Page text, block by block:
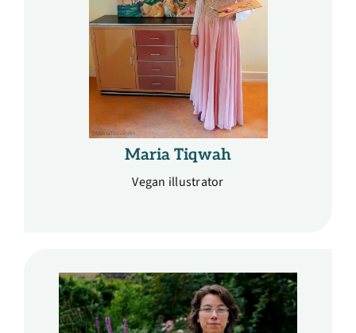
Maria Tiqwah
Vegan illustrator